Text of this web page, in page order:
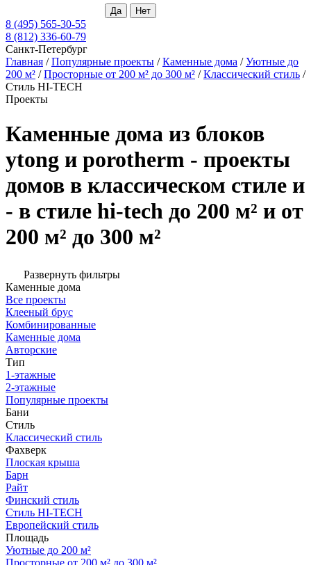
8 (495) 565-30-55
8 (812) 336-60-79
Санкт-Петербург
Главная /Популярные проекты /Каменные дома /Уютные до
200 м² /Просторные от 200 м² до 300 м² /Классический стиль /
Стиль HI-TECH
Проекты
Каменные дома из блоков
ytong и porotherm - проекты
домов в классическом стиле и
- в стиле hi-tech до 200 м² и от
200 м² до 300 м²
Развернуть фильтры
Каменные дома
Все проекты
Клееный брус
Комбинированные
Каменные дома
Авторские
Тип
1-этажные
2-этажные
Популярные проекты
Бани
Стиль
Классический стиль
Фахверк
Плоская крыша
Барн
Райт
Финский стиль
Стиль HI-TECH
Европейский стиль
Площадь
Уютные до 200 м²